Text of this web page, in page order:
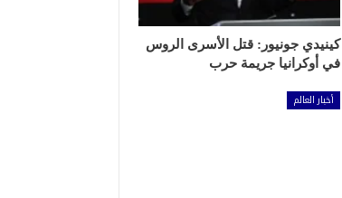
كينيدي جونيور: قتل الأسرى الروس
في أوكرانيا جريمة حرب
أخبار العالم